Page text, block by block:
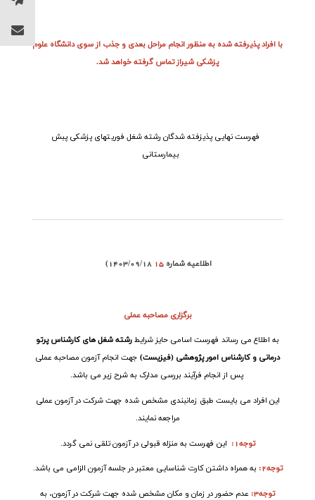
با افراد پذیرفته شده به منظور انجام مراحل بعدی و جذب از سوی دانشگاه علوم
پزشکی شیراز تماس گرفته خواهد شد.
فهرست نهایی پذیزفته شدگان رشته شغل فوریتهای پزشکی پبش
بیمارستانی
اطلاعیه شماره 15
(1403/09/18
برگزاریمصاحبه عملی
به اطلاع می رساند فهرست اسامی حایز شرایطرشته شغل های کارشناس پرتو
درمانی و کارشناس امور پژوهشی (فیزیست) جهت انجام آزمون مصاحبه عملی
پس از انجام فرآیند بررسی مدارک به شرح زیر می باشد.
این افراد می بایست طبق زمانبندی مشخص شده جهت شرکت در آزمون عملی
مراجعه نمایند.
توجه1 : این فهرست به منزله قبولی در آزمون تلقی نمی گردد.
توجه2 : به همراه داشتن کارت شناسایی معتبر در جلسه آزمون الزامی می باشد.
توجه3 : عدم حضور در زمان و مکان مشخص شده جهت شرکت در آزمون، به